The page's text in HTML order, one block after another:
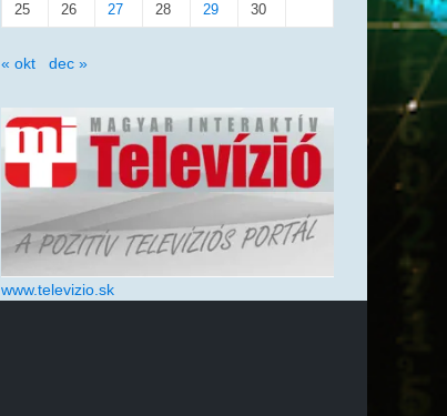
25 26 27 28 29 30
« okt dec »
www.televizio.sk